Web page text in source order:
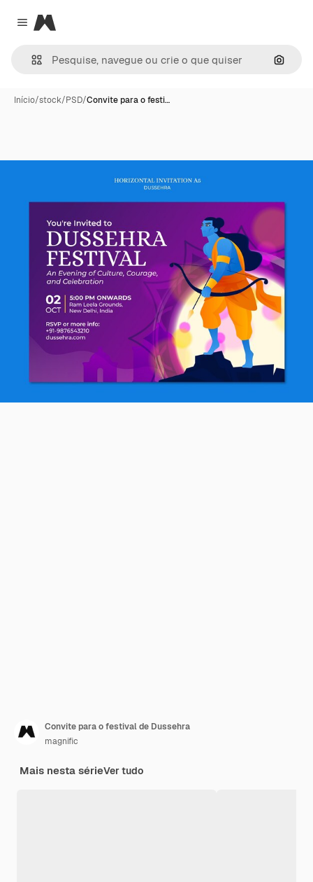
Close menu
Magnific
Início/stock/PSD/Convite para o festi…
Convite para o festival de Dussehra
magnific
Mais nesta sérieVer tudo